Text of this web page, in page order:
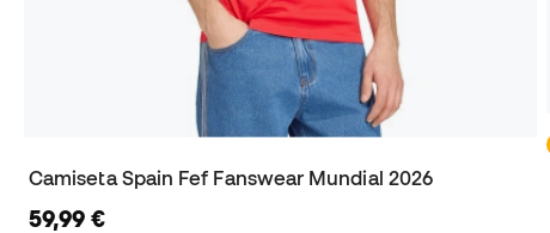
Camiseta Spain Fef Fanswear Mundial 2026
59,99 €